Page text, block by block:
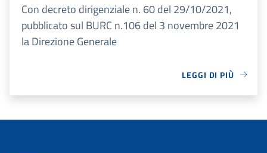
Con decreto dirigenziale n. 60 del 29/10/2021,
pubblicato sul BURC n.106 del 3 novembre 2021
la Direzione Generale
LEGGI DI PIÙ